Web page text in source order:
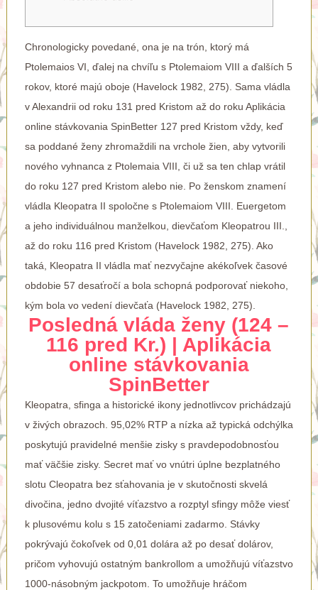
Chronologicky povedané, ona je na trón, ktorý má
Ptolemaios VI, ďalej na chvíľu s Ptolemaiom VIII a ďalších 5
rokov, ktoré majú oboje (Havelock 1982, 275). Sama vládla
v Alexandrii od roku 131 pred Kristom až do roku Aplikácia
online stávkovania SpinBetter127 pred Kristom vždy, keď
sa poddané ženy zhromaždili na vrchole žien, aby vytvorili
nového vyhnanca z Ptolemaia VIII, či už sa ten chlap vrátil
do roku 127 pred Kristom alebo nie. Po ženskom znamení
vládla Kleopatra II spoločne s Ptolemaiom VIII. Euergetom
a jeho individuálnou manželkou, dievčaťom Kleopatrou III.,
až do roku 116 pred Kristom (Havelock 1982, 275). Ako
taká, Kleopatra II vládla mať nezvyčajne akékoľvek časové
obdobie 57 desaťročí a bola schopná podporovať niekoho,
kým bola vo vedení dievčaťa (Havelock 1982, 275).
Posledná vláda ženy (124 –
116 pred Kr.) | Aplikácia
online stávkovania
SpinBetter
Kleopatra, sfinga a historické ikony jednotlivcov prichádzajú
v živých obrazoch. 95,02% RTP a nízka až typická odchýlka
poskytujú pravidelné menšie zisky s pravdepodobnosťou
mať väčšie zisky. Secret mať vo vnútri úplne bezplatného
slotu Cleopatra bez sťahovania je v skutočnosti skvelá
divočina, jedno dvojité víťazstvo a rozptyl sfingy môže viesť
k plusovému kolu s 15 zatočeniami zadarmo. Stávky
pokrývajú čokoľvek od 0,01 dolára až po desať dolárov,
pričom vyhovujú ostatným bankrollom a umožňujú víťazstvo
1000-násobným jackpotom. To umožňuje hráčom